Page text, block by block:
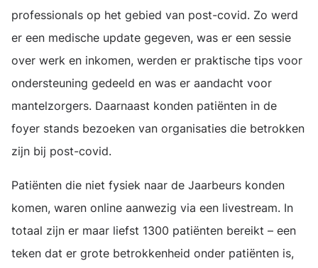
professionals op het gebied van post-covid. Zo werd
er een medische update gegeven, was er een sessie
over werk en inkomen, werden er praktische tips voor
ondersteuning gedeeld en was er aandacht voor
mantelzorgers. Daarnaast konden patiënten in de
foyer stands bezoeken van organisaties die betrokken
zijn bij post-covid.
Patiënten die niet fysiek naar de Jaarbeurs konden
komen, waren online aanwezig via een livestream. In
totaal zijn er maar liefst 1300 patiënten bereikt – een
teken dat er grote betrokkenheid onder patiënten is,